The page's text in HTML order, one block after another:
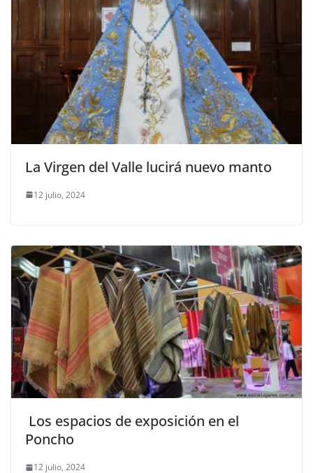
La Virgen del Valle lucirá nuevo manto
12 julio, 2024
Los espacios de exposición en el
Poncho
12 julio, 2024